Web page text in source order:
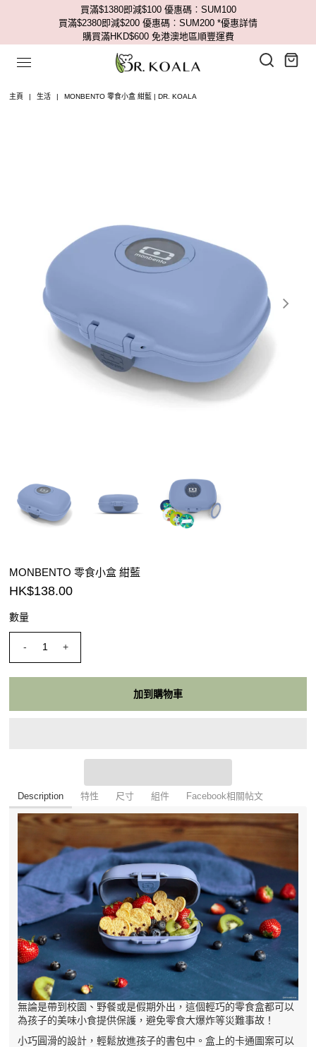
買滿$1380即減$100 優惠碼︰SUM100
買滿$2380即減$200 優惠碼︰SUM200 *優惠詳情
購買滿HKD$600 免港澳地區順豐運費
主頁 | 生活 | MONBENTO 零食小盒 紺藍 | DR. KOALA
MONBENTO 零食小盒 紺藍
HK$138.00
數量
- +
Description 特性 尺寸 組件 Facebook相關帖文
無論是帶到校園、野餐或是假期外出，這個輕巧的零食盒都可以
為孩子的美味小食提供保護，避免零食大爆炸等災難事故！
小巧圓滑的設計，輕鬆放進孩子的書包中。盒上的卡通圖案可以